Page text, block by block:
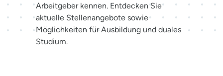
Arbeitgeber kennen. Entdecken Sie
aktuelle Stellenangebote sowie
Möglichkeiten für Ausbildung und duales
Studium.